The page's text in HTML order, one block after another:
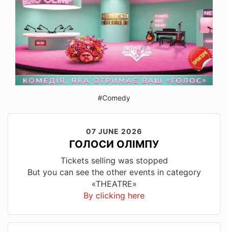
#Comedy
07 JUNE 2026
ГОЛОСИ ОЛІМПУ
Tickets selling was stopped
But you can see the other events in category
«THEATRE»
By clicking here